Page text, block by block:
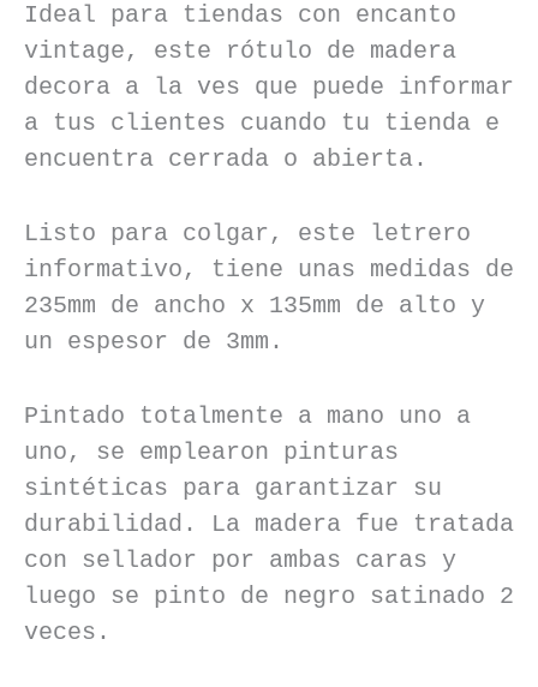
Ideal para tiendas con encanto
vintage, este rótulo de madera
decora a la ves que puede informar
a tus clientes cuando tu tienda e
encuentra cerrada o abierta.
Listo para colgar, este letrero
informativo, tiene unas medidas de
235mm de ancho x 135mm de alto y
un espesor de 3mm.
Pintado totalmente a mano uno a
uno, se emplearon pinturas
sintéticas para garantizar su
durabilidad. La madera fue tratada
con sellador por ambas caras y
luego se pinto de negro satinado 2
veces.